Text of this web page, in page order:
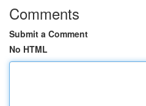
Comments
Submit a Comment
No HTML